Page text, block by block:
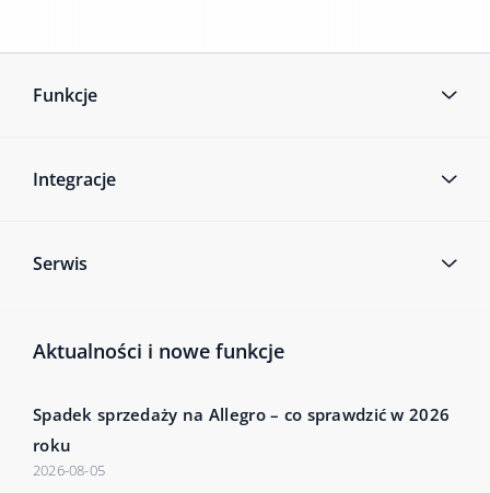
Funkcje
Integracje
Serwis
Aktualności i nowe funkcje
Spadek sprzedaży na Allegro – co sprawdzić w 2026
roku
2026-08-05